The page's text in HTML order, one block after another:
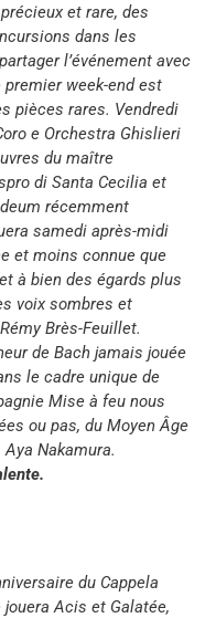
et rare, des
dans les
l’événement avec
week-end est
pièces rares. Vendredi
e Orchestra Ghislieri
du maître
di Santa Cecilia et
récemment
samedi après-midi
et moins connue que
à bien des égards plus
voix sombres et
Brès-Feuillet.
de Bach jamais jouée
le cadre unique de
Mise à feu nous
ou pas, du Moyen Âge
Nakamura.
du Cappela
Acis et Galatée,